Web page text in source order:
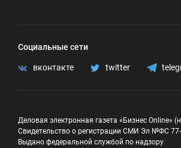
Социальные сети
вконтакте twitter
Деловая электронная газета «Бизнес Online»
Свидетельство о регистрации СМИ Эл №ФС
Выдано федеральной службой по надзору